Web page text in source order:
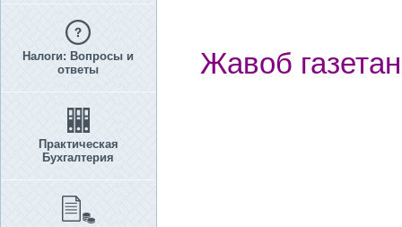
Налоги: Вопросы и
ответы
Практическая
Бухгалтерия
Жавоб